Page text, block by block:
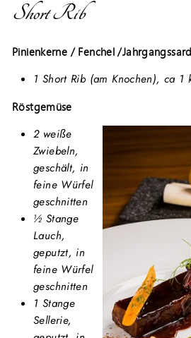
Short Rib
Pinienkerne / Fenchel /
1 Short Rib (am Knochen), ca 1
Röstgemüse
2 weiße
Zwiebeln,
geschält, in
feine Würfel
geschnitten
½ Stange
Lauch,
geputzt, in
feine Würfel
geschnitten
1 Stange
Sellerie,